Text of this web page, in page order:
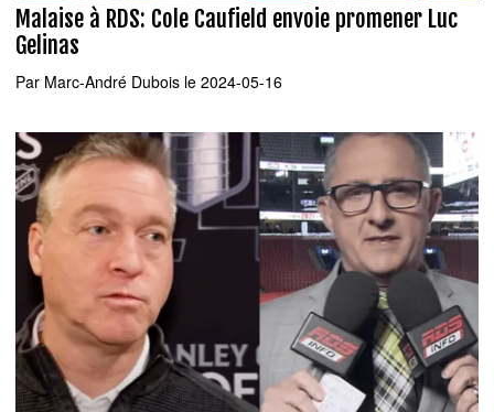
Malaise à RDS: Cole Caufield envoie promener Luc
Gelinas
Par Marc-André Dubois le 2024-05-16